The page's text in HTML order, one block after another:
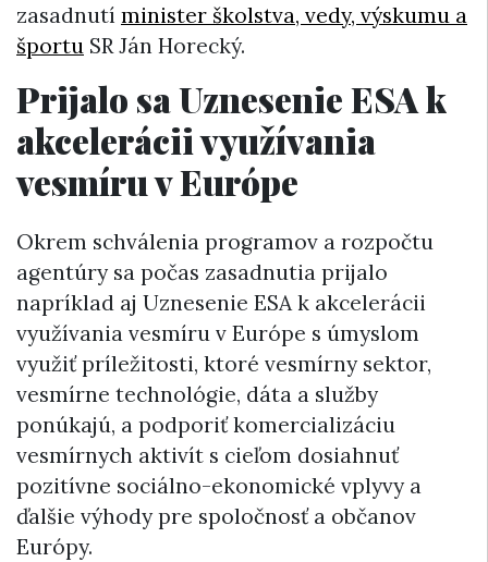
zasadnutí minister školstva, vedy, výskumu a
športu SR Ján Horecký.
Prijalo sa Uznesenie ESA k
akcelerácii využívania
vesmíru v Európe
Okrem schválenia programov a rozpočtu
agentúry sa počas zasadnutia prijalo
napríklad aj Uznesenie ESA k akcelerácii
využívania vesmíru v Európe s úmyslom
využiť príležitosti, ktoré vesmírny sektor,
vesmírne technológie, dáta a služby
ponúkajú, a podporiť komercializáciu
vesmírnych aktivít s cieľom dosiahnuť
pozitívne sociálno-ekonomické vplyvy a
ďalšie výhody pre spoločnosť a občanov
Európy.